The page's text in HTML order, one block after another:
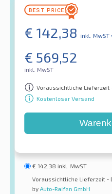
€ 142,38 inkl. MwST
€ 569,52
inkl. MwST
Voraussichtliche Lieferzeit -
Kostenloser Versand
€ 142,38 inkl. MwST
Voraussichtliche Lieferzeit -
by Auto-Raifen GmbH